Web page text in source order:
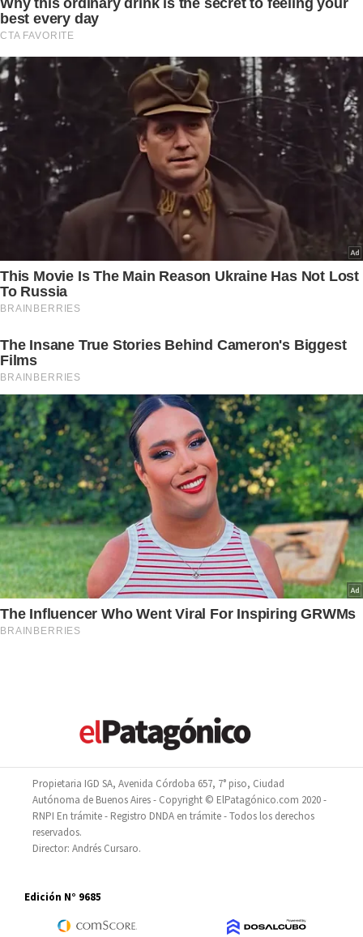
Propietaria IGD SA, Avenida Córdoba 657, 7° piso, Ciudad
Autónoma de Buenos Aires - Copyright © ElPatagónico.com 2020 -
RNPI En trámite - Registro DNDA en trámite - Todos los derechos
reservados.
Director: Andrés Cursaro.
Edición N° 9685